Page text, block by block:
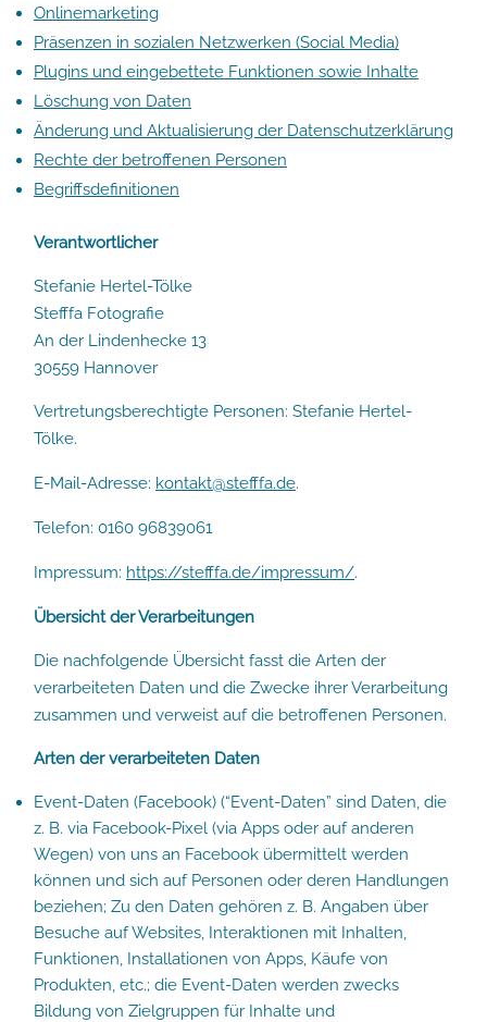
Onlinemarketing
Präsenzen in sozialen Netzwerken (Social Media)
Plugins und eingebettete Funktionen sowie Inhalte
Löschung von Daten
Änderung und Aktualisierung der Datenschutzerklärung
Rechte der betroffenen Personen
Begriffsdefinitionen
Verantwortlicher
Stefanie Hertel-Tölke
Stefffa Fotografie
An der Lindenhecke 13
30559 Hannover
Vertretungsberechtigte Personen: Stefanie Hertel-
Tölke.
E-Mail-Adresse: kontakt@stefffa.de.
Telefon: 0160 96839061
Impressum: https://stefffa.de/impressum/.
Übersicht der Verarbeitungen
Die nachfolgende Übersicht fasst die Arten der
verarbeiteten Daten und die Zwecke ihrer Verarbeitung
zusammen und verweist auf die betroffenen Personen.
Arten der verarbeiteten Daten
Event-Daten (Facebook) (“Event-Daten” sind Daten, die
z. B. via Facebook-Pixel (via Apps oder auf anderen
Wegen) von uns an Facebook übermittelt werden
können und sich auf Personen oder deren Handlungen
beziehen; Zu den Daten gehören z. B. Angaben über
Besuche auf Websites, Interaktionen mit Inhalten,
Funktionen, Installationen von Apps, Käufe von
Produkten, etc.; die Event-Daten werden zwecks
Bildung von Zielgruppen für Inhalte und